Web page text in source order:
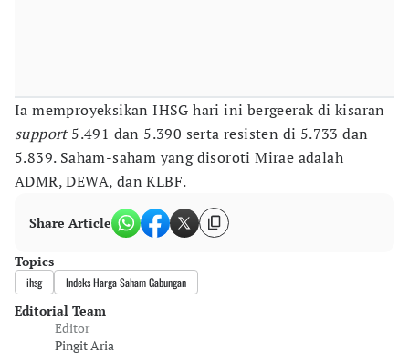
Ia memproyeksikan IHSG hari ini bergeerak di kisaran
support5.491 dan 5.390 serta resisten di 5.733 dan
5.839. Saham-saham yang disoroti Mirae adalah
ADMR, DEWA, dan KLBF.
Share Article
Topics
ihsg Indeks Harga Saham Gabungan
Editorial Team
Editor
Pingit Aria